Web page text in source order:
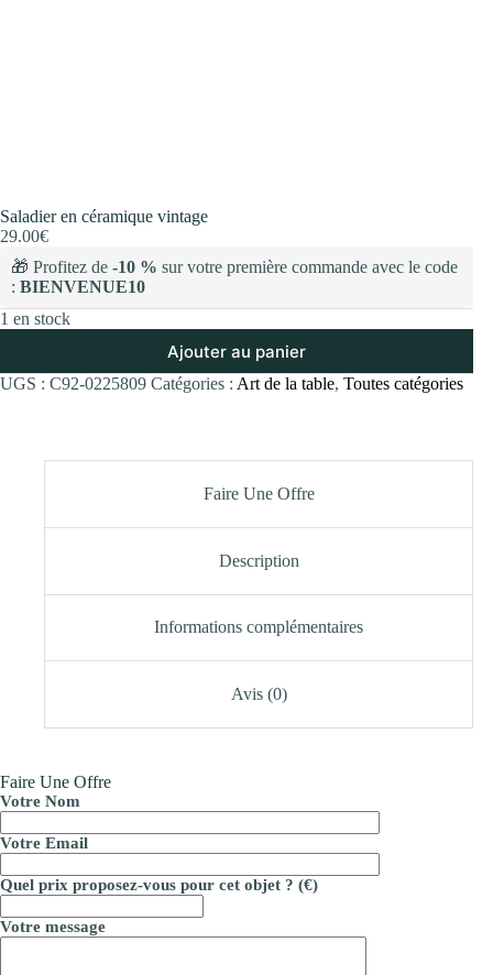
Saladier en céramique vintage
29.00€
🎁 Profitez de -10 % sur votre première commande avec le code
: BIENVENUE10
1 en stock
Ajouter au panier
UGS : C92-0225809 Catégories : Art de la table, Toutes catégories
Faire Une Offre
Description
Informations complémentaires
Avis (0)
Faire Une Offre
Votre Nom
Votre Email
Quel prix proposez-vous pour cet objet ? (€)
Votre message